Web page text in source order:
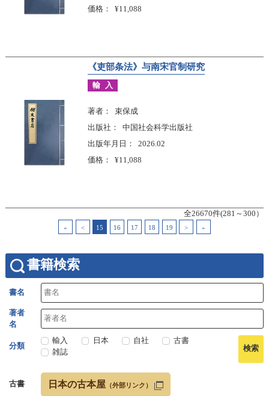
価格
¥11,088
《吏部条法》与南宋官制研究
輸入
著者
束保成
出版社
中国社会科学出版社
出版年月日
2026.02
価格
¥11,088
全26670件(281～300）
« < 15 16 17 18 19 > »
書籍検索
書名
著者
名
分類
輸入 日本 自社
古書
雑誌
古書 日本の古本屋 （外部リンク）